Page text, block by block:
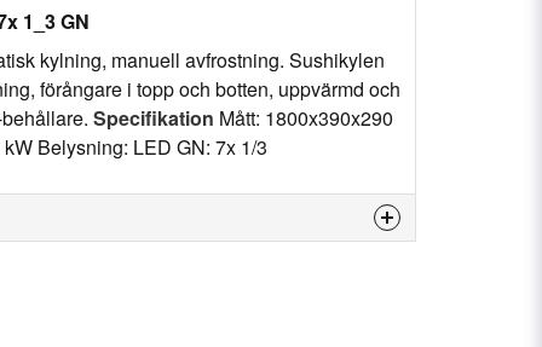
1_3 GN
kylning, manuell avfrostning. Sushikylen
förångare i topp och botten, uppvärmd och
Specifikation Mått: 1800x390x290
Belysning: LED GN: 7x 1/3